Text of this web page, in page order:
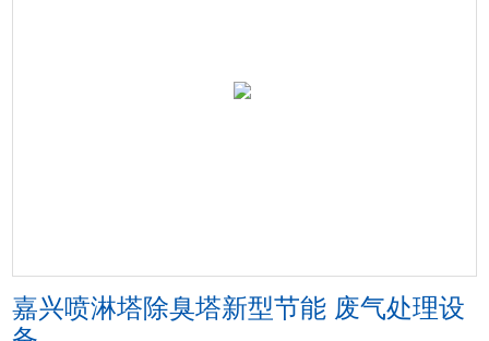
嘉兴喷淋塔除臭塔新型节能 废气处理设